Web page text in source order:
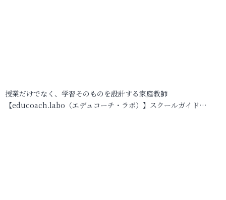
授業だけでなく、学習そのものを設計する家庭教師
【educoach.labo（エデュコーチ・ラボ）】スクールガイド…